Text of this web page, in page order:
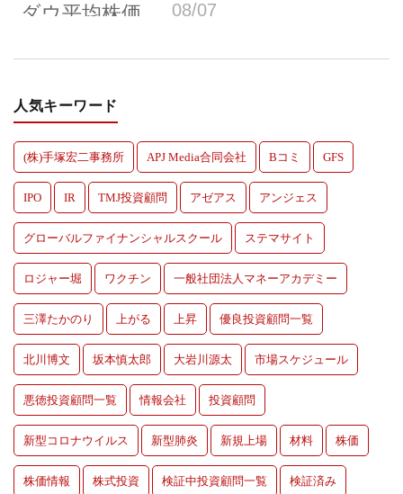
人気キーワード
(株)手塚宏二事務所 APJ Media合同会社 Bコミ GFS
IPO IR TMJ投資顧問 アゼアス アンジェス
グローバルファイナンシャルスクール ステマサイト
ロジャー堀 ワクチン 一般社団法人マネーアカデミー
三澤たかのり 上がる 上昇 優良投資顧問一覧
北川博文 坂本慎太郎 大岩川源太 市場スケジュール
悪徳投資顧問一覧 情報会社 投資顧問
新型コロナウイルス 新型肺炎 新規上場 材料 株価
株価情報 株式投資 検証中投資顧問一覧 検証済み